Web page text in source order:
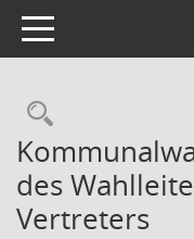
Toggle navigation
des
Vertreters